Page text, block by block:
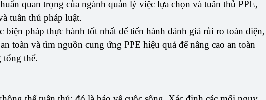
quan trọng của ngành quản lý việc lựa chọn và tuân thủ PPE,
tuân thủ pháp luật.
biện pháp thực hành tốt nhất để tiến hành đánh giá rủi ro toàn diện,
toàn và tìm nguồn cung ứng PPE hiệu quả để nâng cao an toàn
tổng thể.